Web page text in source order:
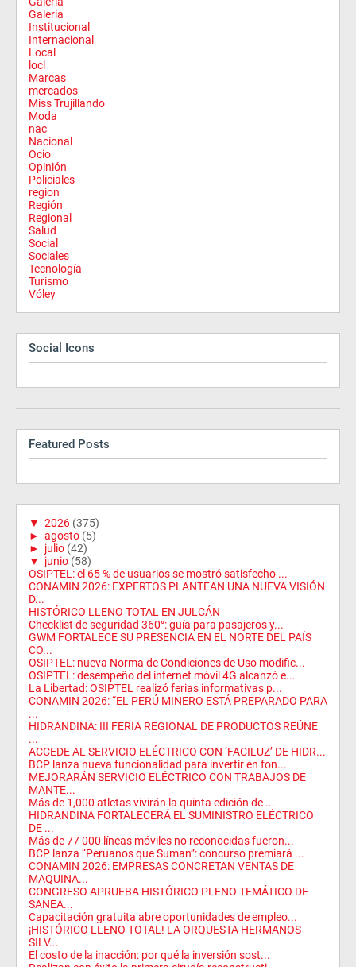
Galería
Institucional
Internacional
Local
locl
Marcas
mercados
Miss Trujillando
Moda
nac
Nacional
Ocio
Opinión
Policiales
region
Región
Regional
Salud
Social
Sociales
Tecnología
Turismo
Vóley
Social Icons
Featured Posts
▼ 2026 (375)
► agosto (5)
► julio (42)
▼
junio (58)
OSIPTEL: el 65 % de usuarios se mostró satisfecho ...
CONAMIN 2026: EXPERTOS PLANTEAN UNA NUEVA VISIÓN
D...
HISTÓRICO LLENO TOTAL EN JULCÁN
Checklist de seguridad 360°: guía para pasajeros y...
GWM FORTALECE SU PRESENCIA EN EL NORTE DEL PAÍS
CO...
OSIPTEL: nueva Norma de Condiciones de Uso modific...
OSIPTEL: desempeño del internet móvil 4G alcanzó e...
La Libertad: OSIPTEL realizó ferias informativas p...
CONAMIN 2026: “EL PERÚ MINERO ESTÁ PREPARADO PARA
...
HIDRANDINA: III FERIA REGIONAL DE PRODUCTOS REÚNE
...
ACCEDE AL SERVICIO ELÉCTRICO CON ‘FACILUZ’ DE HIDR...
BCP lanza nueva funcionalidad para invertir en fon...
MEJORARÁN SERVICIO ELÉCTRICO CON TRABAJOS DE
MANTE...
Más de 1,000 atletas vivirán la quinta edición de ...
HIDRANDINA FORTALECERÁ EL SUMINISTRO ELÉCTRICO
DE ...
Más de 77 000 líneas móviles no reconocidas fueron...
BCP lanza “Peruanos que Suman”: concurso premiará ...
CONAMIN 2026: EMPRESAS CONCRETAN VENTAS DE
MAQUINA...
CONGRESO APRUEBA HISTÓRICO PLENO TEMÁTICO DE
SANEA...
Capacitación gratuita abre oportunidades de empleo...
​¡HISTÓRICO LLENO TOTAL! LA ORQUESTA HERMANOS
SILV...
El costo de la inacción: por qué la inversión sost...